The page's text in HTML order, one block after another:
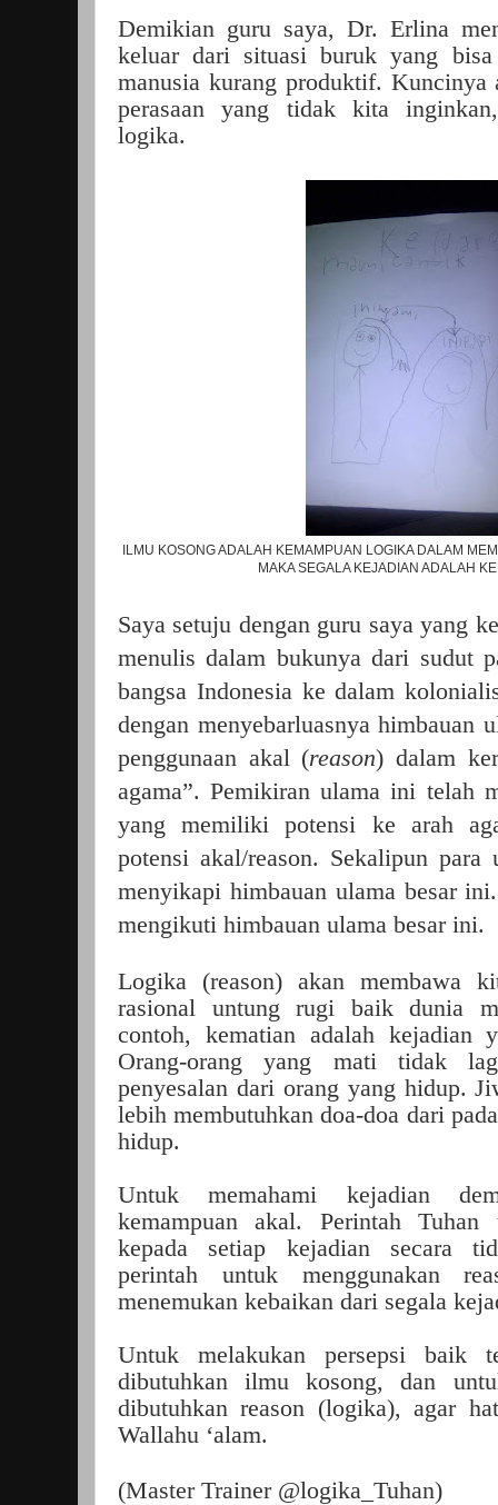
Demikian guru saya, Dr. Erlina
keluar dari situasi buruk yang
manusia kurang produktif. Kuncinya
perasaan yang tidak kita
logika.
ILMU KOSONG ADALAH KEMAMPUAN LOGIKA DALAM
MAKA SEGALA KEJADIAN ADALAH
Saya setuju dengan guru saya yang
menulis dalam bukunya dari sudut
bangsa Indonesia ke dalam
dengan menyebarluasnya himbauan
penggunaan akal (reason) dalam
agama”. Pemikiran ulama ini telah
yang memiliki potensi ke arah
potensi akal/reason. Sekalipun para
menyikapi himbauan ulama besar
mengikuti himbauan ulama besar ini.
Logika (reason) akan membawa
rasional untung rugi baik dunia
contoh, kematian adalah kejadian
Orang-orang yang mati tidak
penyesalan dari orang yang hidup.
lebih membutuhkan doa-doa dari
hidup.
Untuk memahami kejadian
kemampuan akal. Perintah Tuhan
kepada setiap kejadian secara
perintah untuk menggunakan
menemukan kebaikan dari segala
Untuk melakukan persepsi baik
dibutuhkan ilmu kosong, dan
dibutuhkan reason (logika), agar
Wallahu ‘alam.
(Master Trainer @logika_Tuhan)